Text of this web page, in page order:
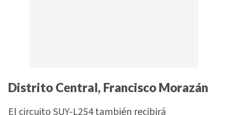
Distrito Central, Francisco Morazán
El circuito SUY-L254 también recibirá